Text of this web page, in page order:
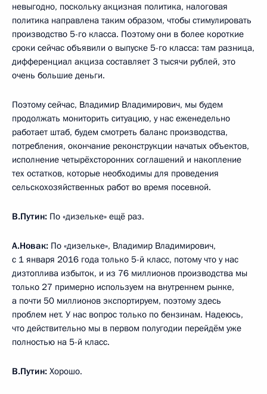
невыгодно, поскольку акцизная политика, налоговая
политика направлена таким образом, чтобы стимулировать
производство 5-го класса. Поэтому они в более короткие
сроки сейчас объявили о выпуске 5-го класса: там разница,
дифференциал акциза составляет 3 тысячи рублей, это
очень большие деньги.
Поэтому сейчас, Владимир Владимирович, мы будем
продолжать мониторить ситуацию, у нас еженедельно
работает штаб, будем смотреть баланс производства,
потребления, окончание реконструкции начатых объектов,
исполнение четырёхсторонних соглашений и накопление
тех остатков, которые необходимы для проведения
сельскохозяйственных работ во время посевной.
В.Путин: По «дизельке» ещё раз.
А.Новак: По «дизельке», Владимир Владимирович,
с 1 января 2016 года только 5-й класс, потому что у нас
дизтоплива избыток, и из 76 миллионов производства мы
только 27 примерно используем на внутреннем рынке,
а почти 50 миллионов экспортируем, поэтому здесь
проблем нет. У нас вопрос только по бензинам. Надеюсь,
что действительно мы в первом полугодии перейдём уже
полностью на 5-й класс.
В.Путин: Хорошо.